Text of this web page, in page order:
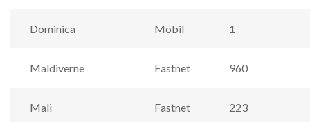
Dominica Mobil 1
Maldiverne Fastnet 960
Mali Fastnet 223